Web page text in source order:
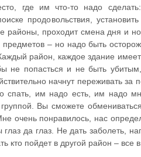
где им что-то надо
продовольствия,
районы, проходит смена дня и
– но надо быть
район, каждое здание
не попасться и не быть
начнут переживать за
спать, им надо есть, им надо
группой. Вы сможете
очень понравилось, нас
да глаз. Не дать заболеть,
кто пойдет в другой район – все